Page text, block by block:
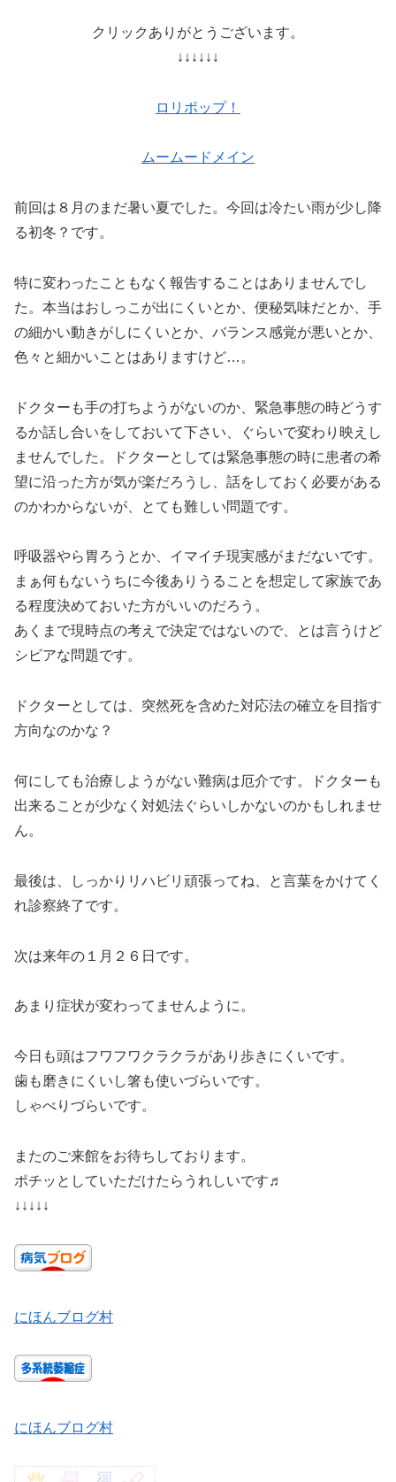
クリックありがとうございます。
↓↓↓↓↓↓
ロリポップ！
ムームードメイン
前回は８月のまだ暑い夏でした。今回は冷たい雨が少し降
る初冬？です。
特に変わったこともなく報告することはありませんでし
た。本当はおしっこが出にくいとか、便秘気味だとか、手
の細かい動きがしにくいとか、バランス感覚が悪いとか、
色々と細かいことはありますけど…。
ドクターも手の打ちようがないのか、緊急事態の時どうす
るか話し合いをしておいて下さい、ぐらいで変わり映えし
ませんでした。ドクターとしては緊急事態の時に患者の希
望に沿った方が気が楽だろうし、話をしておく必要がある
のかわからないが、とても難しい問題です。
呼吸器やら胃ろうとか、イマイチ現実感がまだないです。
まぁ何もないうちに今後ありうることを想定して家族であ
る程度決めておいた方がいいのだろう。
あくまで現時点の考えで決定ではないので、とは言うけど
シビアな問題です。
ドクターとしては、突然死を含めた対応法の確立を目指す
方向なのかな？
何にしても治療しようがない難病は厄介です。ドクターも
出来ることが少なく対処法ぐらいしかないのかもしれませ
ん。
最後は、しっかりリハビリ頑張ってね、と言葉をかけてく
れ診察終了です。
次は来年の１月２６日です。
あまり症状が変わってませんように。
今日も頭はフワフワクラクラがあり歩きにくいです。
歯も磨きにくいし箸も使いづらいです。
しゃべりづらいです。
またのご来館をお待ちしております。
ポチッとしていただけたらうれしいです♬
↓↓↓↓↓
にほんブログ村
にほんブログ村